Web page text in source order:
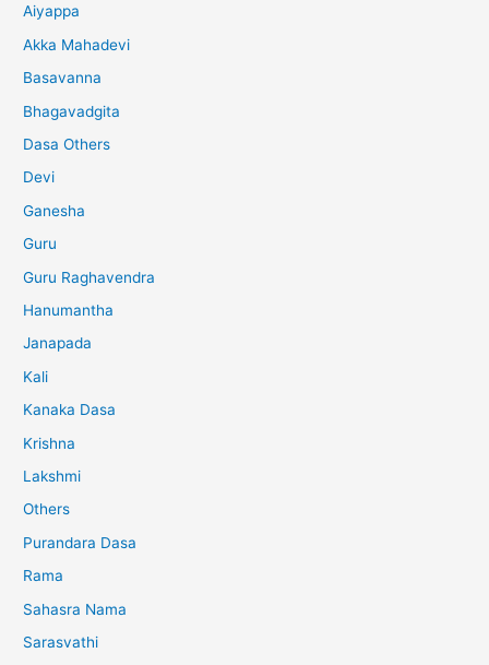
Aiyappa
Akka Mahadevi
Basavanna
Bhagavadgita
Dasa Others
Devi
Ganesha
Guru
Guru Raghavendra
Hanumantha
Janapada
Kali
Kanaka Dasa
Krishna
Lakshmi
Others
Purandara Dasa
Rama
Sahasra Nama
Sarasvathi